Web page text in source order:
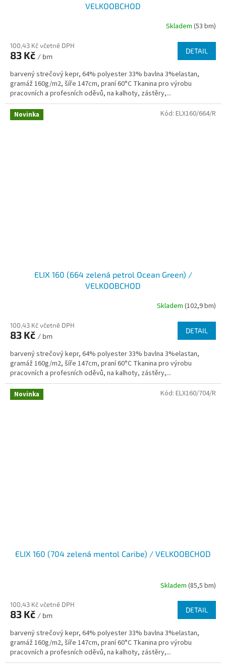
VELKOOBCHOD
Skladem (53 bm)
100,43 Kč včetně DPH
83 Kč / bm
DETAIL
barvený strečový kepr, 64% polyester 33% bavlna 3%elastan,
gramáž 160g/m2, šíře 147cm, praní 60°C Tkanina pro výrobu
pracovních a profesních oděvů, na kalhoty, zástěry,...
Novinka
ELIX 160 (664 zelená petrol Ocean Green) /
VELKOOBCHOD
Skladem (102,9 bm)
100,43 Kč včetně DPH
83 Kč / bm
DETAIL
barvený strečový kepr, 64% polyester 33% bavlna 3%elastan,
gramáž 160g/m2, šíře 147cm, praní 60°C Tkanina pro výrobu
pracovních a profesních oděvů, na kalhoty, zástěry,...
Kód: ELX160/664/R
Novinka
ELIX 160 (704 zelená mentol Caribe) / VELKOOBCHOD
Skladem (85,5 bm)
100,43 Kč včetně DPH
83 Kč / bm
DETAIL
barvený strečový kepr, 64% polyester 33% bavlna 3%elastan,
gramáž 160g/m2, šíře 147cm, praní 60°C Tkanina pro výrobu
pracovních a profesních oděvů, na kalhoty, zástěry,...
Kód: ELX160/704/R